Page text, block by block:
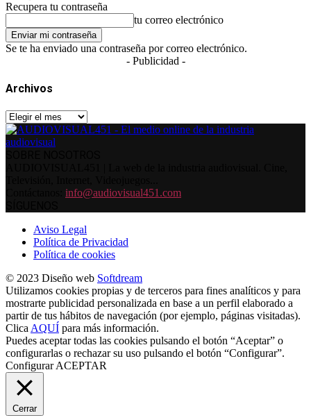
Recupera tu contraseña
tu correo electrónico
Se te ha enviado una contraseña por correo electrónico.
- Publicidad -
Archivos
Archivos
info@audiovisual451.com
Aviso Legal
Política de Privacidad
Política de cookies
© 2023 Diseño web Softdream
Utilizamos cookies propias y de terceros para fines analíticos y para
mostrarte publicidad personalizada en base a un perfil elaborado a
partir de tus hábitos de navegación (por ejemplo, páginas visitadas).
Clica AQUÍ para más información.
Puedes aceptar todas las cookies pulsando el botón “Aceptar” o
configurarlas o rechazar su uso pulsando el botón “Configurar”.
Configurar ACEPTAR
Cerrar